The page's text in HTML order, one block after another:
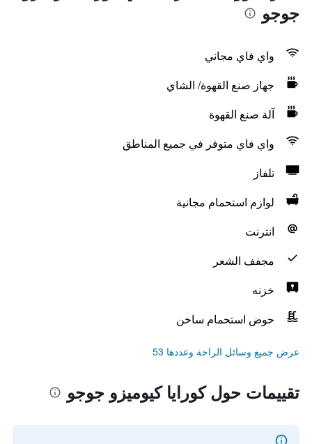
جوجو
واي فاي مجاني
جهاز صنع القهوة/ الشاي
آلة صنع القهوة
واي فاي متوفر في جميع المناطق
تلفاز
لوازم استحمام مجانية
انترنت
مجفف الشعر
خزنه
حوض استحمام ساخن
عرض جميع وسائل الراحة وعددها 53
تقييمات حول كورايا كيوميزو جوجو